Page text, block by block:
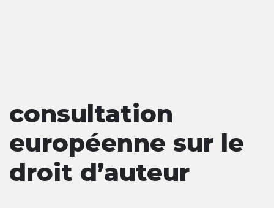
consultation
européenne sur le
droit d’auteur